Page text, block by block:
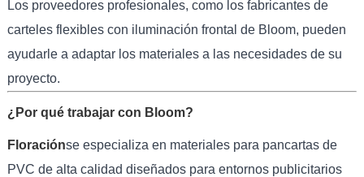
Los proveedores profesionales, como los fabricantes de
carteles flexibles con iluminación frontal de Bloom, pueden
ayudarle a adaptar los materiales a las necesidades de su
proyecto.
¿Por qué trabajar con Bloom?
Floraciónse especializa en materiales para pancartas de
PVC de alta calidad diseñados para entornos publicitarios